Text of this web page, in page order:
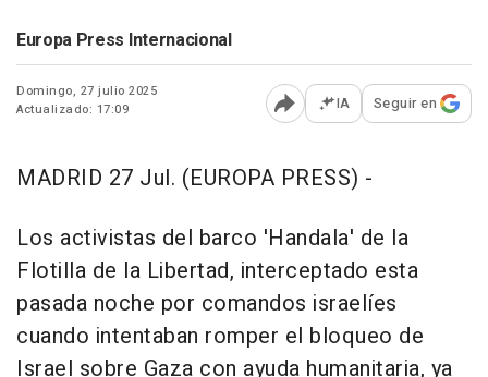
Europa Press Internacional
Domingo, 27 julio 2025
Actualizado: 17:09
Abrir opciones para
IA Seguir en
MADRID 27 Jul. (EUROPA PRESS) -
Los activistas del barco 'Handala' de la
Flotilla de la Libertad, interceptado esta
pasada noche por comandos israelíes
cuando intentaban romper el bloqueo de
Israel sobre Gaza con ayuda humanitaria, ya